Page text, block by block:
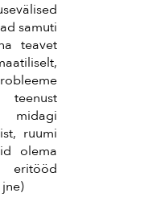
samuti
teavet
midagi
ruumi
olema
eritööd